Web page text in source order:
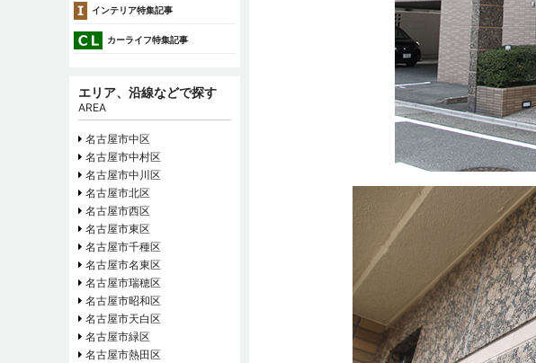
インテリア特集記事
カーライフ特集記事
エリア、沿線などで探す
AREA
名古屋市中区
名古屋市中村区
名古屋市中川区
名古屋市北区
名古屋市西区
名古屋市東区
名古屋市千種区
名古屋市名東区
名古屋市瑞穂区
名古屋市昭和区
名古屋市天白区
名古屋市緑区
名古屋市熱田区